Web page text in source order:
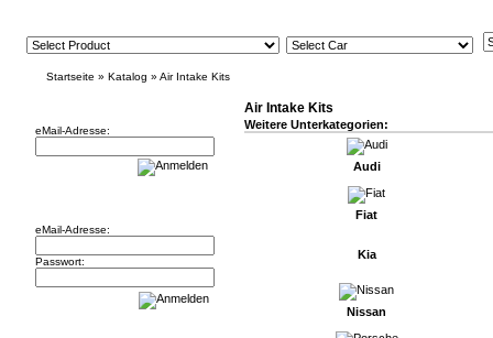
Startseite » Katalog » Air Intake Kits
eMail-Adresse:
eMail-Adresse:
Passwort:
Air Intake Kits
Weitere Unterkategorien:
Audi
Fiat
Kia
Nissan